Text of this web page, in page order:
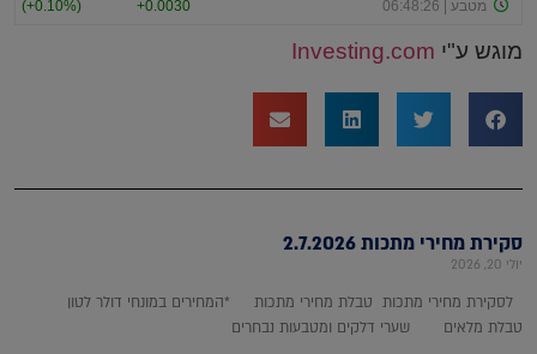
מוגש ע"י Investing.com
סקירת מחירי מתכות 2.7.2026
יולי 20, 2026
לסקירת מחירי מתכות טבלת מחירי מתכות *המחירים במונחי דולר לטון
טבלת מלאים שערי דלקים ומטבעות נבחרים